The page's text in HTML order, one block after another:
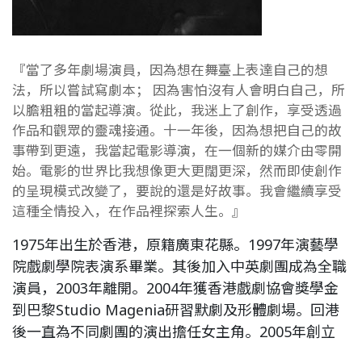
『當了多年劇場演員，因為想在舞臺上表達自己的想
法，所以嘗試寫劇本； 因為害怕沒有人會明白自己，所
以膽粗粗的當起導演。從此，我迷上了創作，享受透過
作品和觀眾的靈魂接通。十一年後，因為想把自己的故
事帶到更遠，我當起電影導演，在一個新的媒介由零開
始。電影的世界比我想像更大更闊更深，然而即使創作
的呈現模式改變了，要說的還是好故事。我會繼續享受
這種全情投入，在作品裡探索人生。』
1975年出生於香港，原籍廣東花縣。1997年演藝學
院戲劇學院表演系畢業。其後加入中英劇團成為全職
演員，2003年離開。2004年獲香港戲劇協會獎學金
到巴黎Studio Magenia研習默劇及形體劇場。回港
後一直為不同劇團的演出擔任女主角。2005年創立